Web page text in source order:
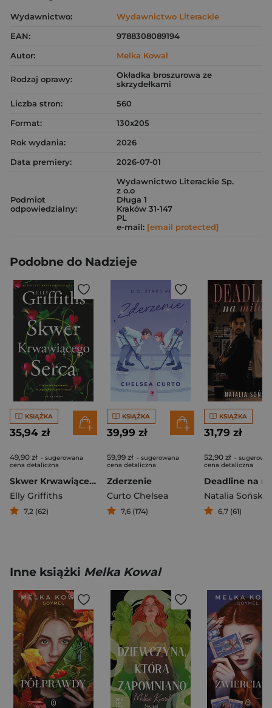
Wydawnictwo:
Wydawnictwo Literackie
EAN:
9788308089194
Autor:
Melka Kowal
Rodzaj oprawy:
Okładka broszurowa ze
skrzydełkami
Liczba stron:
560
Format:
130x205
Rok wydania:
2026
Data premiery:
2026-07-01
Podmiot
odpowiedzialny:
Wydawnictwo Literackie Sp.
z o.o
Długa 1
Kraków 31-147
PL
e-mail: [email protected]
Podobne do Nadzieje
KSIĄŻKA
35,94 zł
49,90 zł - sugerowana
cena detaliczna
Skwer Krwawiącego Serca
Elly Griffiths
7,2 (62)
KSIĄŻKA
39,99 zł
59,99 zł - sugerowana
cena detaliczna
Zderzenie
Curto Chelsea
7,6 (174)
KSIĄŻKA
31,79 zł
52,90 zł -
cena detaliczna
Deadline na
Natalia Sońska
6,7 (61)
Inne książki Melka Kowal